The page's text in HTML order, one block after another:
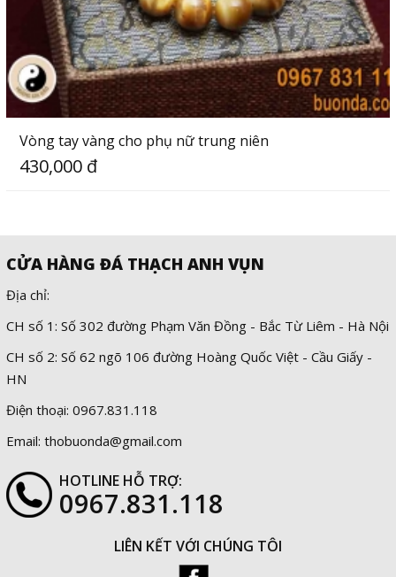
Vòng tay vàng cho phụ nữ trung niên
430,000 đ
CỬA HÀNG ĐÁ THẠCH ANH VỤN
Địa chỉ:
CH số 1: Số 302 đường Phạm Văn Đồng - Bắc Từ Liêm - Hà Nội
CH số 2: Số 62 ngõ 106 đường Hoàng Quốc Việt - Cầu Giấy -
HN
Điện thoại: 0967.831.118
Email: thobuonda@gmail.com
HOTLINE HỖ TRỢ:
0967.831.118
LIÊN KẾT VỚI CHÚNG TÔI